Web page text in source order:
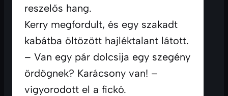
reszelős hang.
Kerry megfordult, és egy szakadt
kabátba öltözött hajléktalant látott.
– Van egy pár dolcsija egy szegény
ördögnek? Karácsony van! –
vigyorodott el a fickó.